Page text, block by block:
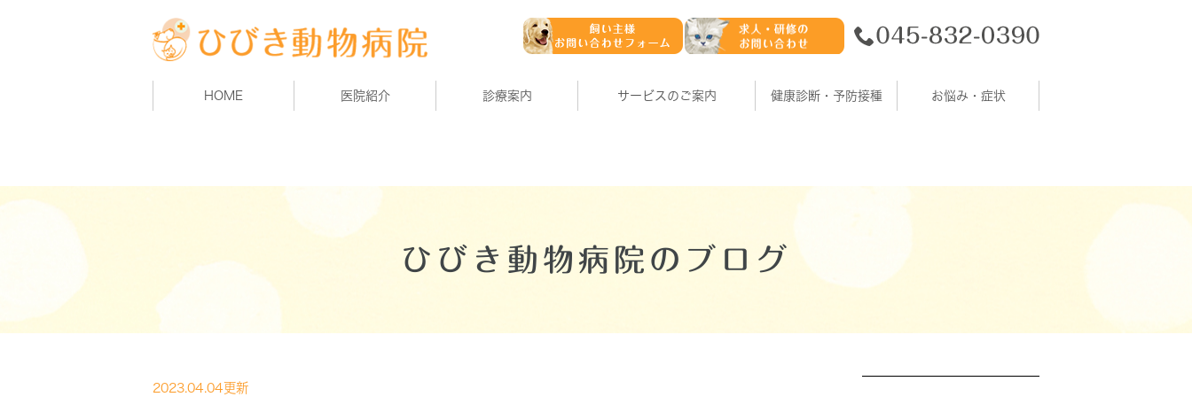
HOME 医院紹介 診療案内 サービスのご案内 健康診断・予防接種 お悩み・症状
ひびき動物病院のブログ
2023.04.04更新